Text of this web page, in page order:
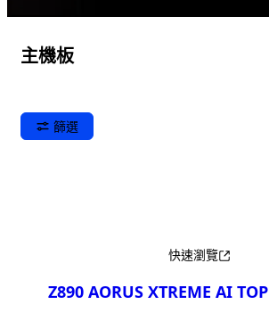
主機板
篩選
快速瀏覽
Z890 AORUS XTREME AI TOP